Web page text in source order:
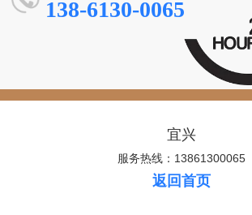
138-6130-0065
宜兴
服务热线：13861300065
返回首页